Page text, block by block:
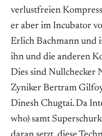
verlustfreien
er aber im Incubator
Erlich Bachmann und
ihn und die anderen
Dies sind Nullchecker
­Zyniker Bertram
Dinesh Chugtai. Da
who) samt